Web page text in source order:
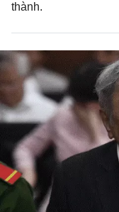
thành.